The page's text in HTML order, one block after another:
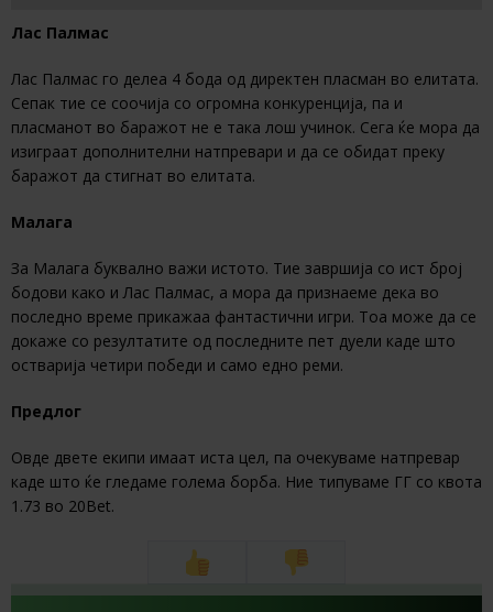
Лас Палмас
Лас Палмас го делеа 4 бода од директен пласман во елитата.
Сепак тие се соочија со огромна конкуренција, па и
пласманот во баражот не е така лош учинок. Сега ќе мора да
изиграат дополнителни натпревари и да се обидат преку
баражот да стигнат во елитата.
Малага
За Малага буквално важи истото. Тие завршија со ист број
бодови како и Лас Палмас, а мора да признаеме дека во
последно време прикажаа фантастични игри. Тоа може да се
докаже со резултатите од последните пет дуели каде што
остварија четири победи и само едно реми.
Предлог
Овде двете екипи имаат иста цел, па очекуваме натпревар
каде што ќе гледаме голема борба. Ние типуваме ГГ со квота
1.73 во 20Bet.